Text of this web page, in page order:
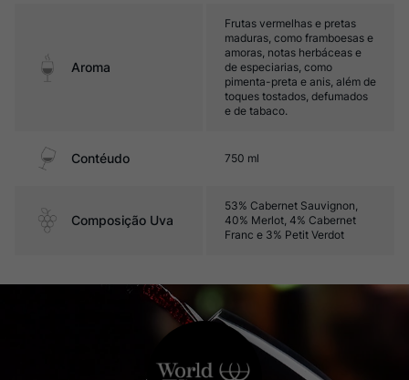
Aroma
Frutas vermelhas e pretas
maduras, como framboesas e
amoras, notas herbáceas e
de especiarias, como
pimenta-preta e anis, além de
toques tostados, defumados
e de tabaco.
Contéudo 750 ml
Composição Uva
53% Cabernet Sauvignon,
40% Merlot, 4% Cabernet
Franc e 3% Petit Verdot